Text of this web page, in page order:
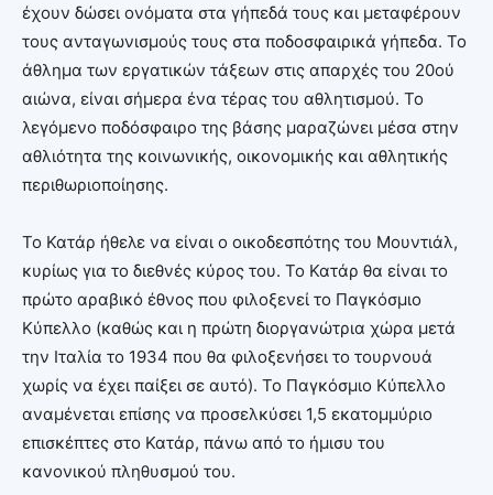
έχουν δώσει ονόματα στα γήπεδά τους και μεταφέρουν
τους ανταγωνισμούς τους στα ποδοσφαιρικά γήπεδα. Το
άθλημα των εργατικών τάξεων στις απαρχές του 20ού
αιώνα, είναι σήμερα ένα τέρας του αθλητισμού. Το
λεγόμενο ποδόσφαιρο της βάσης μαραζώνει μέσα στην
αθλιότητα της κοινωνικής, οικονομικής και αθλητικής
περιθωριοποίησης.
Το Κατάρ ήθελε να είναι ο οικοδεσπότης του Μουντιάλ,
κυρίως για το διεθνές κύρος του. Το Κατάρ θα είναι το
πρώτο αραβικό έθνος που φιλοξενεί το Παγκόσμιο
Κύπελλο (καθώς και η πρώτη διοργανώτρια χώρα μετά
την Ιταλία το 1934 που θα φιλοξενήσει το τουρνουά
χωρίς να έχει παίξει σε αυτό). Το Παγκόσμιο Κύπελλο
αναμένεται επίσης να προσελκύσει 1,5 εκατομμύριο
επισκέπτες στο Κατάρ, πάνω από το ήμισυ του
κανονικού πληθυσμού του.